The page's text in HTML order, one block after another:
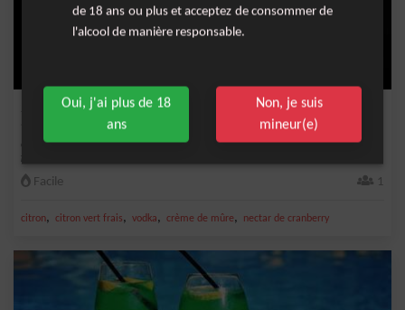
Sweety red
Cocktail fruité à base de vodka, nectar de cranberry, crème de mûre et citron vert
frais.
Facile 1
citron, citron vert frais, vodka, crème de mûre, nectar de cranberry
de 18 ans ou plus et acceptez de consommer de
l'alcool de manière responsable.
Oui, j'ai plus de 18
ans
Non, je suis
mineur(e)